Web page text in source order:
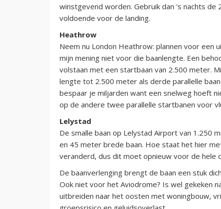
winstgevend worden. Gebruik dan 's nachts
voldoende voor de landing.
Heathrow
Neem nu London Heathrow: plannen voor
mijn mening niet voor die baanlengte. Een
volstaan met een startbaan van 2.500 meter.
lengte tot 2.500 meter als derde parallelle
bespaar je miljarden want een snelweg hoeft
op de andere twee parallelle startbanen voor
Lelystad
De smalle baan op Lelystad Airport van 1.250
en 45 meter brede baan. Hoe staat het hier
veranderd, dus dit moet opnieuw voor de hele
De baanverlenging brengt de baan een stuk
Ook niet voor het Aviodrome? Is wel gekeken
uitbreiden naar het oosten met woningbouw,